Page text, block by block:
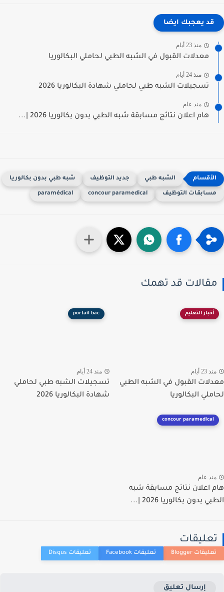
قد يعجبك ايضا
منذ 23 أيام
معدلات القبول في الشبه الطبي لحاملي البكالوريا
منذ 24 أيام
تسجيلات الشبه طبي لحاملي شهادة البكالوريا 2026
منذ عام
هام اعلان نتائج مسابقة شبه الطبي بدون بكالوريا 2026 |...
الشبه طبي جديد التوظيف شبه طبي بدون بكالوريا
التوظيف concour paramedical
paramédical
قد تهمك
أخبار التعليم
23 أيام
القبول في الشبه الطبي
البكالوريا
portail bac
منذ 24 أيام
تسجيلات الشبه طبي لحاملي
شهادة البكالوريا 2026
concour paramedical
عام
اعلان نتائج مسابقة شبه
بدون بكالوريا 2026 |...
إرسال تعليق